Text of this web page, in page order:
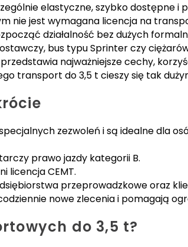
elastyczne, szybko dostępne i
nie jest wymagana licencja na
działalność bez dużych
bus typu Sprinter czy
najważniejsze cechy,
transport do 3,5 t cieszy się tak
zezwoleń i są idealne dla
prawo jazdy kategorii B.
licencja CEMT.
przeprowadzkowe oraz
nowe zlecenia i pomagają
do 3,5 t?